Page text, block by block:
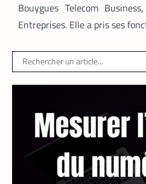
Bouygues Telecom
Entreprises. Elle a pris ses
FINTECH , TECH